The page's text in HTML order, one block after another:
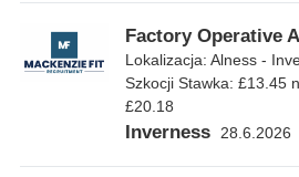
Factory Operative
Lokalizacja: Alness -
Szkocji Stawka: £13.45
£20.18
Inverness 28.6.2026